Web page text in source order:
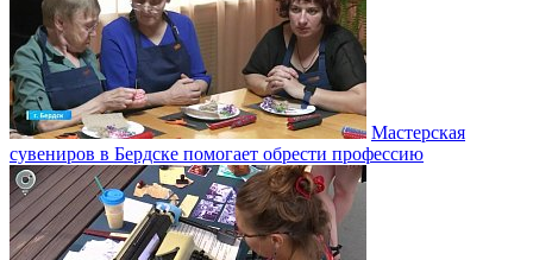
Мастерская
сувениров в Бердске помогает обрести профессию